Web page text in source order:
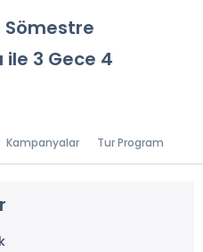
Sömestre
ile 3 Gece 4
Kampanyalar Tur Programı